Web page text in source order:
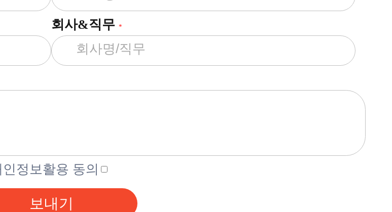
회사&직무 *
인정보활용 동의
보내기